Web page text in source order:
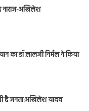
नाराज-अखिलेश
का डॉ.लालजी निर्मल ने किया
है जनता:अखिलेश यादव